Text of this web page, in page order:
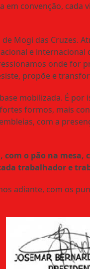
em convenção,
Mogi das Cruzes.
e
onde for
propõe e
mobilizada. É
formos, mais
com a
o pão na mesa,
trabalhador e
adiante, com os